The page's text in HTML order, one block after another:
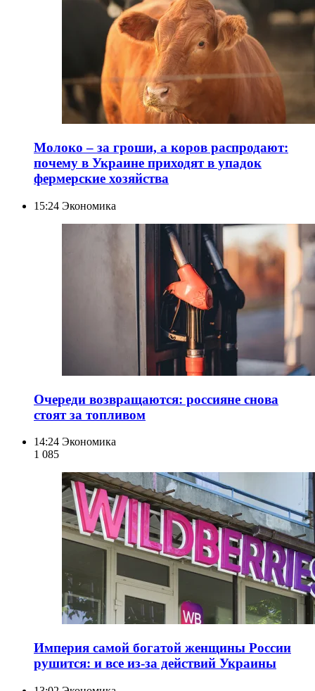
Молоко – за гроши, а коров распродают:
почему в Украине приходят в упадок
фермерские хозяйства
15:24 Экономика
Очереди возвращаются: россияне снова
стоят за топливом
14:24 Экономика
1 085
Империя самой богатой женщины России
рушится: и все из-за действий Украины